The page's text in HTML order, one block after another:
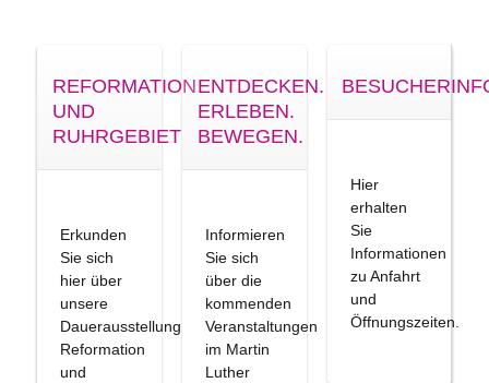
REFORMATION
UND
RUHRGEBIET
Erkunden
Sie sich
hier über
unsere
Dauerausstellung
Reformation
und
ENTDECKEN.
ERLEBEN.
BEWEGEN.
Informieren
Sie sich
über die
kommenden
Veranstaltungen
im Martin
Luther
Hier
erhalten
Sie
Informationen
zu Anfahrt
und
Öffnungszeiten.